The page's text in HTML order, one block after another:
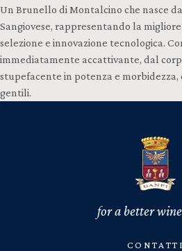
Un Brunello di Montalcino che nasce
Sangiovese, rappresentando la
selezione e innovazione tecnologica.
immediatamente accattivante, dal
stupefacente in potenza e morbidezza,
gentili.
for a better
CONTATTI